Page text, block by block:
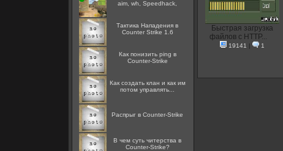
aim, wh, Speedhack,
Тактика Нападения в
Counter Strike 1.6
Как понизить ping в
Counter-Strike
Как создать клан и как им
потом управлять...
Распрыг в Counter-Strike
В чем суть читерства в
Counter-Strike?
Быстрая загрузка
файлов с HTTP...
19141 | 1